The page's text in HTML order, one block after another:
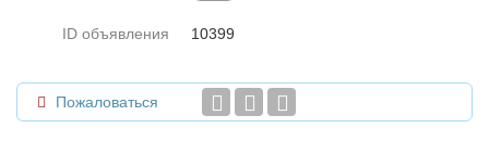
ID объявления 10399
Пожаловаться